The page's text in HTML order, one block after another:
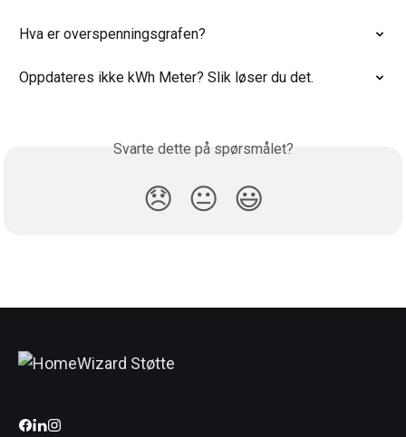
Hva er overspenningsgrafen?
Oppdateres ikke kWh Meter? Slik løser du det.
Svarte dette på spørsmålet?
😞 😐 😃